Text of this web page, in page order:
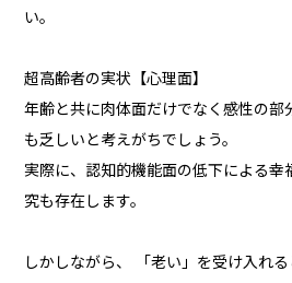
い。
超高齢者の実状【心理面】
年齢と共に肉体面だけでなく感性の部
も乏しいと考えがちでしょう。
実際に、認知的機能面の低下による幸
究も存在します。
しかしながら、 「老い」を受け入れ